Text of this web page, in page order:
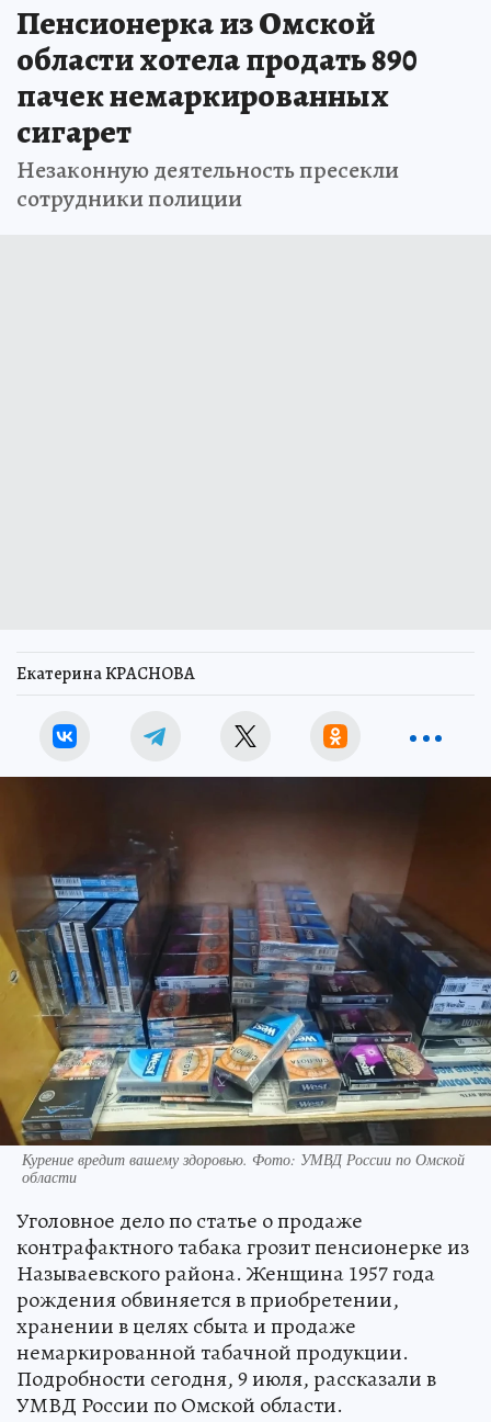
Пенсионерка из Омской
области хотела продать 890
пачек немаркированных
сигарет
Незаконную деятельность пресекли
сотрудники полиции
Екатерина КРАСНОВА
Курение вредит вашему здоровью. Фото: УМВД России по Омской
области
Уголовное дело по статье о продаже
контрафактного табака грозит пенсионерке из
Называевского района. Женщина 1957 года
рождения обвиняется в приобретении,
хранении в целях сбыта и продаже
немаркированной табачной продукции.
Подробности сегодня, 9 июля, рассказали в
УМВД России по Омской области.